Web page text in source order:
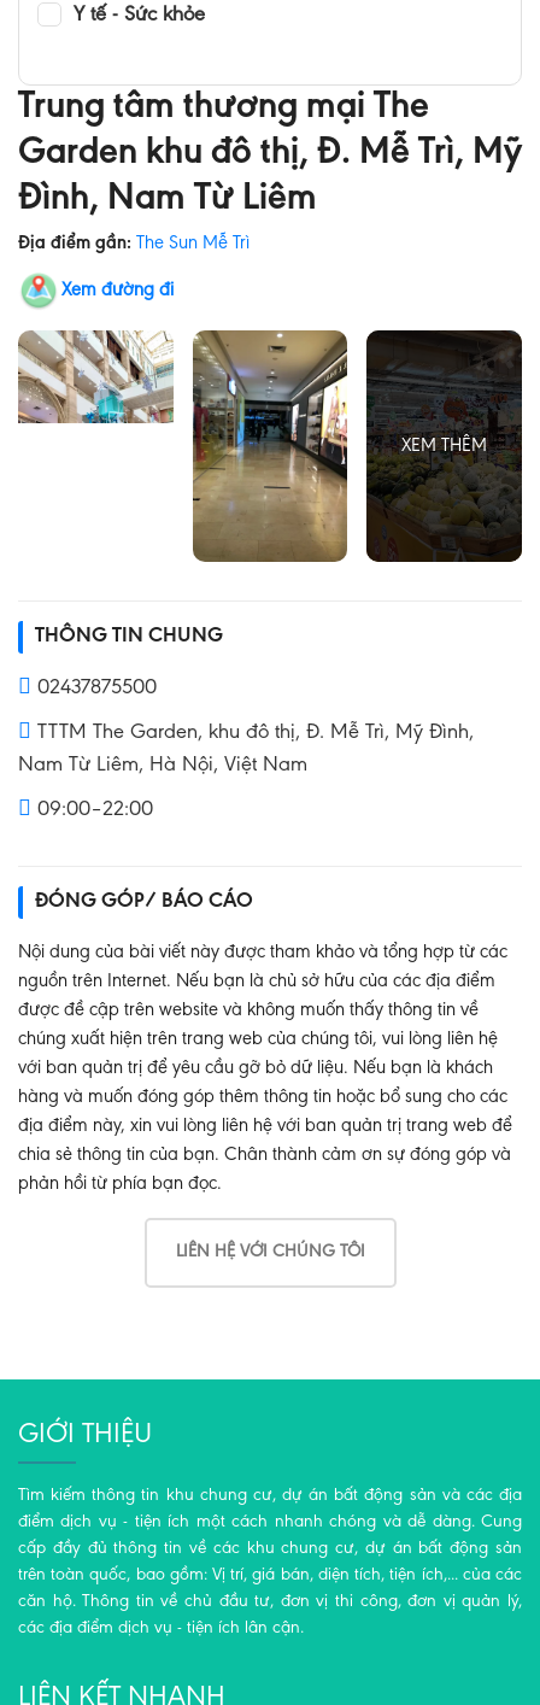
Y tế - Sức khỏe
Trung tâm thương mại The
Garden khu đô thị, Đ. Mễ Trì, Mỹ
Đình, Nam Từ Liêm
Địa điểm gần: The Sun Mễ Trì
Xem đường đi
THÔNG TIN CHUNG
02437875500
TTTM The Garden, khu đô thị, Đ. Mễ Trì, Mỹ Đình,
Nam Từ Liêm, Hà Nội, Việt Nam
09:00–22:00
ĐÓNG GÓP/ BÁO CÁO
Nội dung của bài viết này được tham khảo và tổng hợp từ các
nguồn trên Internet. Nếu bạn là chủ sở hữu của các địa điểm
được đề cập trên website và không muốn thấy thông tin về
chúng xuất hiện trên trang web của chúng tôi, vui lòng liên hệ
với ban quản trị để yêu cầu gỡ bỏ dữ liệu. Nếu bạn là khách
hàng và muốn đóng góp thêm thông tin hoặc bổ sung cho các
địa điểm này, xin vui lòng liên hệ với ban quản trị trang web để
chia sẻ thông tin của bạn. Chân thành cảm ơn sự đóng góp và
phản hồi từ phía bạn đọc.
LIÊN HỆ VỚI CHÚNG TÔI
GIỚI THIỆU
Tìm kiếm thông tin khu chung cư, dự án bất động sản và các địa
điểm dịch vụ - tiện ích một cách nhanh chóng và dễ dàng. Cung
cấp đầy đủ thông tin về các khu chung cư, dự án bất động sản
trên toàn quốc, bao gồm: Vị trí, giá bán, diện tích, tiện ích,... của các
căn hộ. Thông tin về chủ đầu tư, đơn vị thi công, đơn vị quản lý,
các địa điểm dịch vụ - tiện ích lân cận.
LIÊN KẾT NHANH